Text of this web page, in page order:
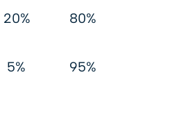
20% 80%
5% 95%